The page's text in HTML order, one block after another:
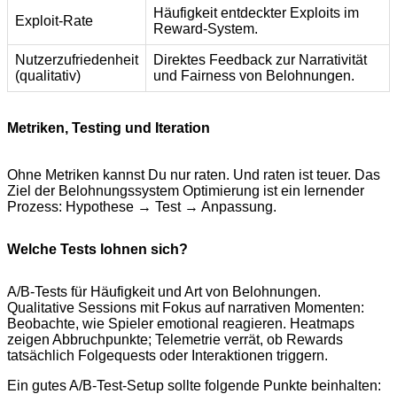
Exploit-Rate
Häufigkeit entdeckter Exploits im
Reward-System.
Nutzerzufriedenheit
(qualitativ)
Direktes Feedback zur Narrativität
und Fairness von Belohnungen.
Metriken, Testing und Iteration
Ohne Metriken kannst Du nur raten. Und raten ist teuer. Das
Ziel der Belohnungssystem Optimierung ist ein lernender
Prozess: Hypothese → Test → Anpassung.
Welche Tests lohnen sich?
A/B-Tests für Häufigkeit und Art von Belohnungen.
Qualitative Sessions mit Fokus auf narrativen Momenten:
Beobachte, wie Spieler emotional reagieren. Heatmaps
zeigen Abbruchpunkte; Telemetrie verrät, ob Rewards
tatsächlich Folgequests oder Interaktionen triggern.
Ein gutes A/B-Test-Setup sollte folgende Punkte beinhalten: